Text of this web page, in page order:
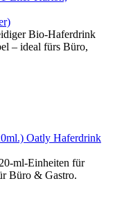
Bio‑Haferdrink
– ideal fürs Büro,
Oatly Haferdrink
für
Büro & Gastro.